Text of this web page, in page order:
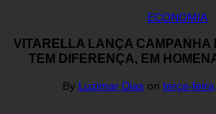
ECONOMIA
VITARELLA LANÇA CAMPANHA
TEM DIFERENÇA, EM
By Luzimar Dias on terça-